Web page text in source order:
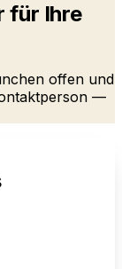
für Ihre
offen und
—